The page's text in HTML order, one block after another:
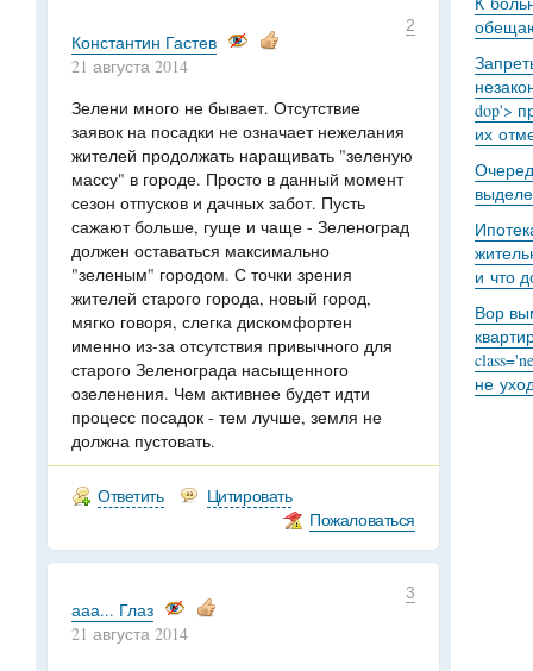
2
Константин Гастев
21 августа 2014
Зелени много не бывает. Отсутствие
заявок на посадки не означает нежелания
жителей продолжать наращивать "зеленую
массу" в городе. Просто в данный момент
сезон отпусков и дачных забот. Пусть
сажают больше, гуще и чаще - Зеленоград
должен оставаться максимально
"зеленым" городом. С точки зрения
жителей старого города, новый город,
мягко говоря, слегка дискомфортен
именно из-за отсутствия привычного для
старого Зеленограда насыщенного
озеленения. Чем активнее будет идти
процесс посадок - тем лучше, земля не
должна пустовать.
Ответить
Цитировать
Пожаловаться
3
ааа... Глаз
21 августа 2014
dop'>
их
и что
Вор
не